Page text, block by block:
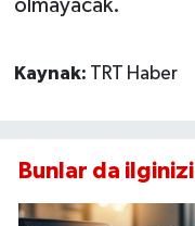
olmayacak.
Kaynak: TRT Haber
Bunlar da